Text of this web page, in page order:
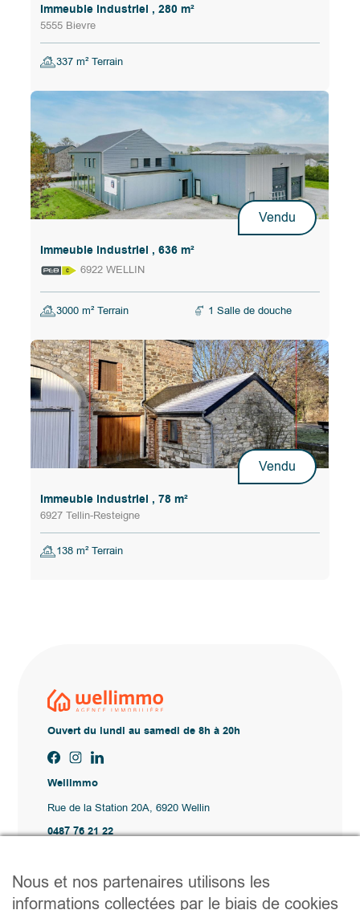
Immeuble industriel , 280 m²
5555 Bievre
337 m² Terrain
Vendu
Immeuble industriel , 636 m²
6922 WELLIN
3000 m² Terrain 1 Salle de douche
Vendu
Immeuble industriel , 78 m²
6927 Tellin-Resteigne
138 m² Terrain
Ouvert du lundi au samedi de 8h à 20h
Wellimmo
Rue de la Station 20A, 6920 Wellin
0487 76 21 22
Acheter
Nous et nos partenaires utilisons les
informations collectées par le biais de cookies